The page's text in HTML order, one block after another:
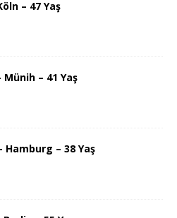
– 47 Yaş
Münih – 41 Yaş
Hamburg – 38 Yaş